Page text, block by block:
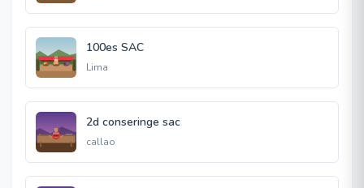
100es SAC
Lima
2d conseringe sac
callao